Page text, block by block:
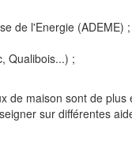
de l'Energie (ADEME) ;
Qualibois...) ;
de maison sont de
sur différentes